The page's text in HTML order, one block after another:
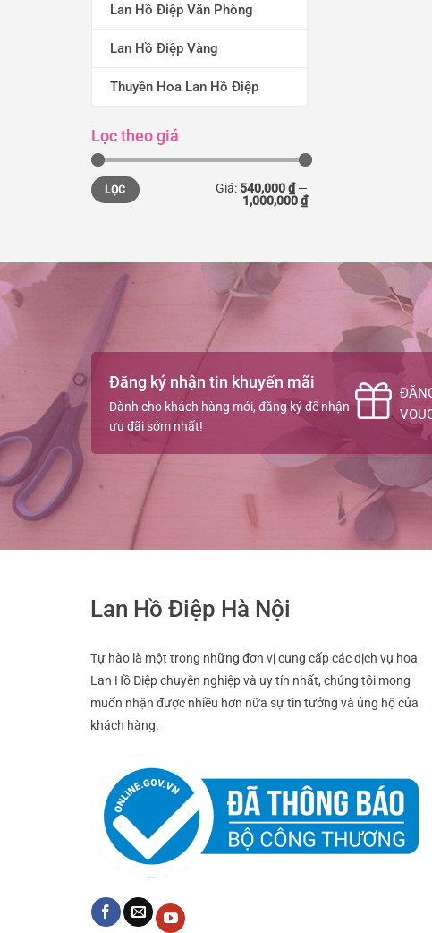
Lan Hồ Điệp Văn Phòng
Lan Hồ Điệp Vàng
Thuyền Hoa Lan Hồ Điệp
Lọc theo giá
Giá
thấp
nhất
Giá
cao
nhất
LỌC Giá: 540,000 ₫—
1,000,000 ₫
Đăng ký nhận tin khuyến mãi
Dành cho khách hàng mới, đăng ký để nhận
ưu đãi sớm nhất!
Lan Hồ Điệp Hà Nội
Tự hào là một trong những đơn vị cung cấp các dịch vụ hoa
Lan Hồ Điệp chuyên nghiệp và uy tín nhất, chúng tôi mong
muốn nhận được nhiều hơn nữa sự tin tưởng và ủng hộ của
khách hàng.